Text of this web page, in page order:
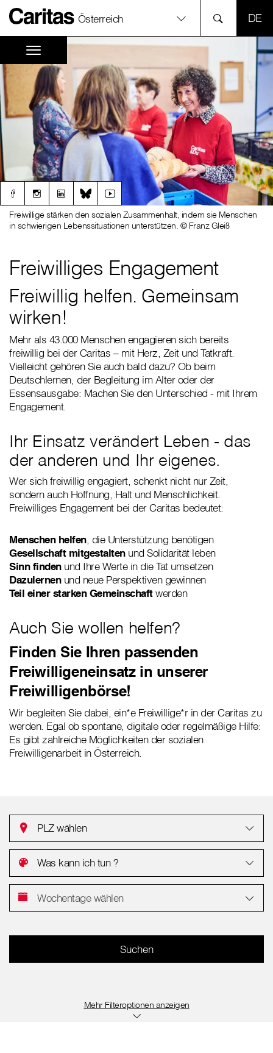
Österreich
Freiwilliges Engagement
Freiwillige stärken den sozialen Zusammenhalt, indem sie Menschen
in schwierigen Lebenssituationen unterstützen. © Franz Gleiß
Freiwillig helfen. Gemeinsam
wirken!
Mehr als 43.000 Menschen engagieren sich bereits
freiwillig bei der Caritas – mit Herz, Zeit und Tatkraft.
Vielleicht gehören Sie auch bald dazu? Ob beim
Deutschlernen, der Begleitung im Alter oder der
Essensausgabe: Machen Sie den Unterschied - mit Ihrem
Engagement.
Ihr Einsatz verändert Leben - das
der anderen und Ihr eigenes.
Wer sich freiwillig engagiert, schenkt nicht nur Zeit,
sondern auch Hoffnung, Halt und Menschlichkeit.
Freiwilliges Engagement bei der Caritas bedeutet:
Menschen helfen, die Unterstützung benötigen
Gesellschaft mitgestaltenund Solidarität leben
Sinn findenund Ihre Werte in die Tat umsetzen
Dazulernenund neue Perspektiven gewinnen
Teil einer starken Gemeinschaftwerden
Auch Sie wollen helfen?
Finden Sie Ihren passenden
Freiwilligeneinsatz in unserer
Freiwilligenbörse!
Wir begleiten Sie dabei, ein*e Freiwillige*r in der Caritas zu
werden. Egal ob spontane, digitale oder regelmäßige Hilfe:
Es gibt zahlreiche Möglichkeiten der sozialen
Freiwilligenarbeit in Österreich.
PLZ wählen
Was kann ich tun ?
Wochentage wählen
Filteroptionen anzeigen